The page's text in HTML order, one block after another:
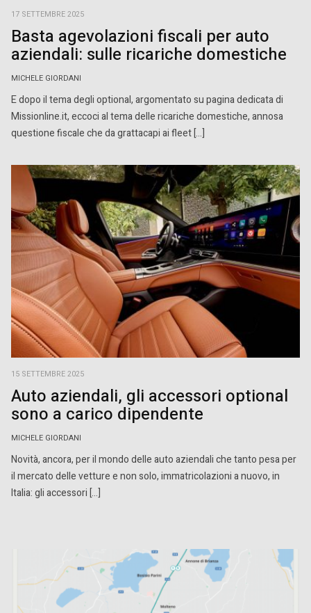
17 SETTEMBRE 2025
Basta agevolazioni fiscali per auto
aziendali: sulle ricariche domestiche
MICHELE GIORDANI
E dopo il tema degli optional, argomentato su pagina dedicata di
Missionline.it, eccoci al tema delle ricariche domestiche, annosa
questione fiscale che da grattacapi ai fleet […]
15 SETTEMBRE 2025
Auto aziendali, gli accessori optional
sono a carico dipendente
MICHELE GIORDANI
Novità, ancora, per il mondo delle auto aziendali che tanto pesa per
il mercato delle vetture e non solo, immatricolazioni a nuovo, in
Italia: gli accessori […]